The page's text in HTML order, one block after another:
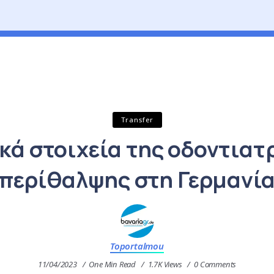
Transfer
στοιχεία της
στη Γερμανία
Toportalmou
11/04/2023 One Min Read 1.7K Views 0 Comments